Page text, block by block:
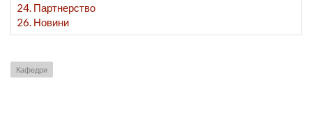
24. Партнерство
26. Новини
Кафедри